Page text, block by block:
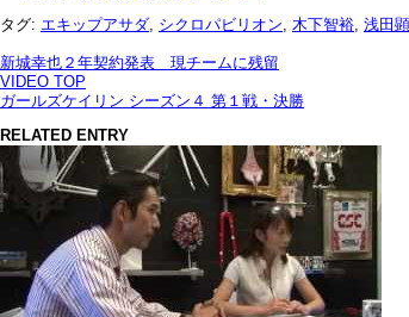
タグ: エキップアサダ, シクロパビリオン, 木下智裕, 浅田顕
新城幸也２年契約発表 現チームに残留
VIDEO TOP
ガールズケイリン シーズン４ 第１戦・決勝
RELATED ENTRY